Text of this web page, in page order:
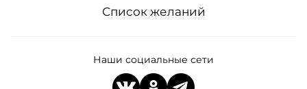
Список желаний
Наши социальные сети